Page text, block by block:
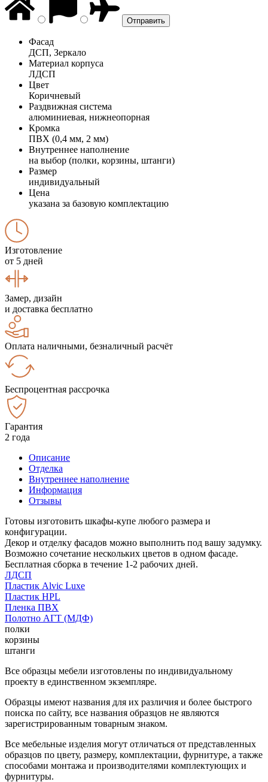
Фасад
ДСП, Зеркало
Материал корпуса
ЛДСП
Цвет
Коричневый
Раздвижная система
алюминиевая, нижнеопорная
Кромка
ПВХ (0,4 мм, 2 мм)
Внутреннее наполнение
на выбор (полки, корзины, штанги)
Размер
индивидуальный
Цена
указана за базовую комплектацию
Изготовление
от 5 дней
Замер, дизайн
и доставка бесплатно
Оплата наличными, безналичный расчёт
Беспроцентная рассрочка
Гарантия
2 года
Описание
Отделка
Внутреннее наполнение
Информация
Отзывы
Готовы изготовить шкафы-купе любого размера и
конфигурации.
Декор и отделку фасадов можно выполнить под вашу задумку.
Возможно сочетание нескольких цветов в одном фасаде.
Бесплатная сборка в течение 1-2 рабочих дней.
ЛДСП
Пластик Alvic Luxe
Пластик HPL
Пленка ПВХ
Полотно АГТ (МДФ)
полки
корзины
штанги
Все образцы мебели изготовлены по индивидуальному
проекту в единственном экземпляре.
Образцы имеют названия для их различия и более быстрого
поиска по сайту, все названия образцов не являются
зарегистрированным товарным знаком.
Все мебельные изделия могут отличаться от представленных
образцов по цвету, размеру, комплектации, фурнитуре, а также
способами монтажа и производителями комплектующих и
фурнитуры.